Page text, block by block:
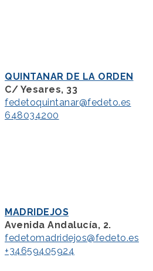
QUINTANAR DE LA ORDEN
C/ Yesares, 33
fedetoquintanar@fedeto.es
648034200
MADRIDEJOS
Avenida Andalucía, 2.
fedetomadridejos@fedeto.es
+34659405924